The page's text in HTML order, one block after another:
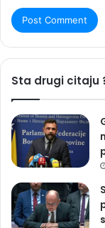
Sta drugi citaju